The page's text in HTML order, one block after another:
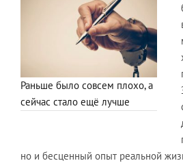
Раньше было совсем плохо, а
сейчас стало ещё лучше
но и бесценный опыт реальной